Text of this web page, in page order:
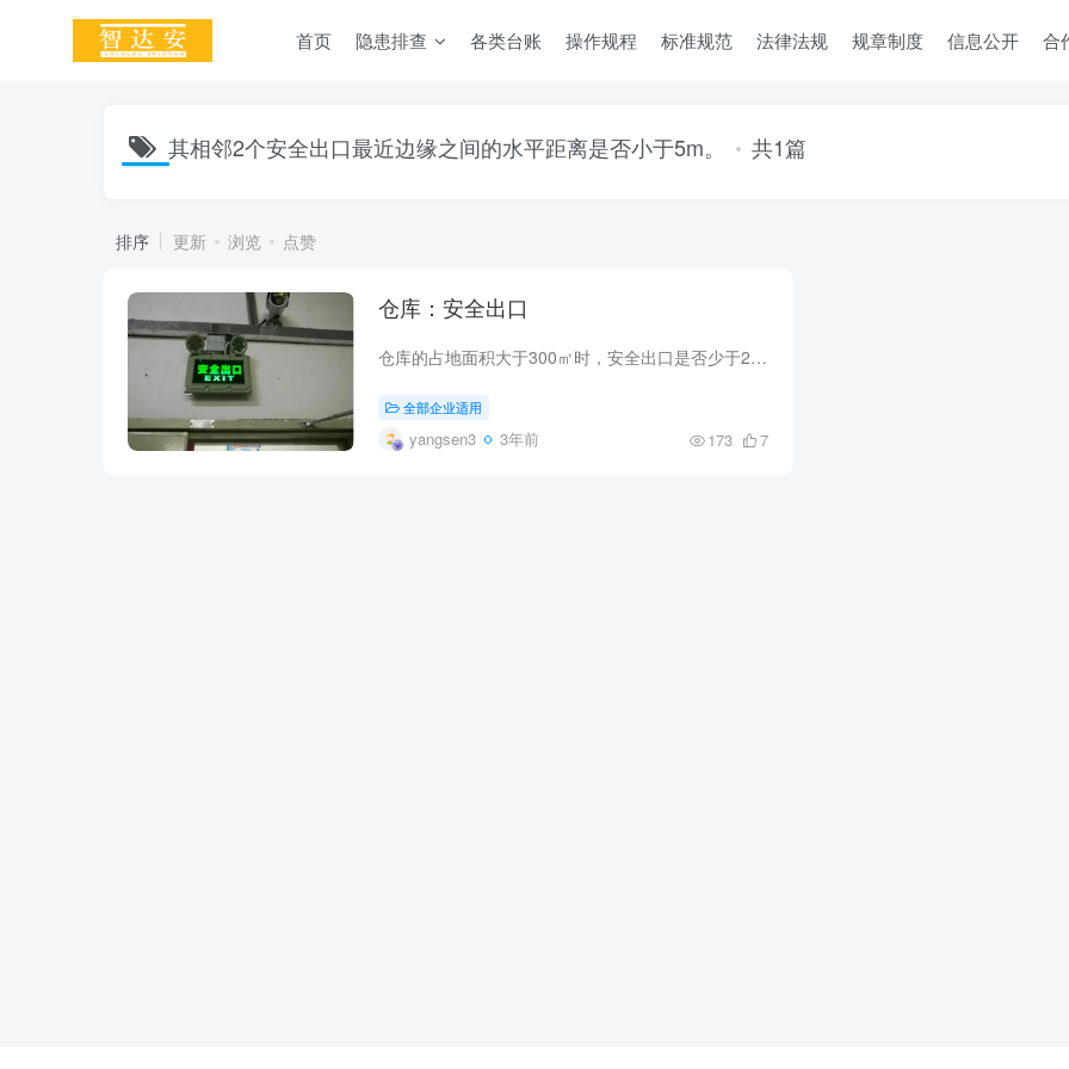
首页 隐患排查 各类台账 操作规程 标准规范 法律法规 规章制度 信息公开 合
其相邻2个安全出口最近边缘之间的水平距离是否小于5m。 共1篇
排序 更新 浏览 点赞
仓库：安全出口
仓库的占地面积大于300㎡时，安全出口是否少于2个。仓库的安全出口是否分散布置。每个防火分区或一个防火分区的每个楼层，其相邻2个安全出口最近边缘之间的水平距离是否小于5m。
全部企业适用
yangsen3 3年前 173 7